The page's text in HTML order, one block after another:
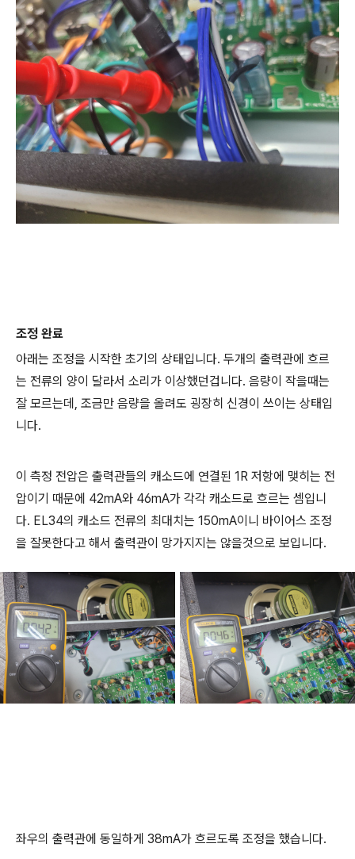
조정 완료
아래는 조정을 시작한 초기의 상태입니다. 두개의 출력관에 흐르
는 전류의 양이 달라서 소리가 이상했던겁니다. 음량이 작을때는
잘 모르는데, 조금만 음량을 올려도 굉장히 신경이 쓰이는 상태입
니다.
이 측정 전압은 출력관들의 캐소드에 연결된 1R 저항에 맺히는 전
압이기 때문에 42mA와 46mA가 각각 캐소드로 흐르는 셈입니
다. EL34의 캐소드 전류의 최대치는 150mA이니 바이어스 조정
을 잘못한다고 해서 출력관이 망가지지는 않을것으로 보입니다.
좌우의 출력관에 동일하게 38mA가 흐르도록 조정을 했습니다.